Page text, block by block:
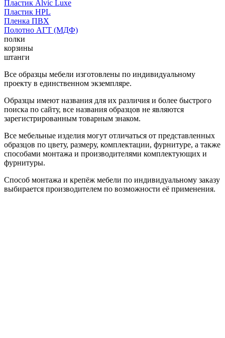
Пластик Alvic Luxe
Пластик HPL
Пленка ПВХ
Полотно АГТ (МДФ)
полки
корзины
штанги
Все образцы мебели изготовлены по индивидуальному
проекту в единственном экземпляре.
Образцы имеют названия для их различия и более быстрого
поиска по сайту, все названия образцов не являются
зарегистрированным товарным знаком.
Все мебельные изделия могут отличаться от представленных
образцов по цвету, размеру, комплектации, фурнитуре, а также
способами монтажа и производителями комплектующих и
фурнитуры.
Способ монтажа и крепёж мебели по индивидуальному заказу
выбирается производителем по возможности её применения.